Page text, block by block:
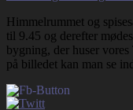
Himmelrummet og
til 9.45 og derefter
bygning, der huser
på billedet kan man se